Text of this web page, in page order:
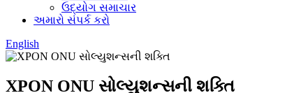
ઉદ્યોગ સમાચાર
અમારો સંપર્ક કરો
English
XPON ONU સોલ્યુશન્સની શક્તિ